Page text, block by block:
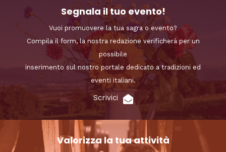
Segnala il tuo evento!
Vuoi promuovere la tua sagra o evento?
Compila il form, la nostra redazione verificherà per un
possibile
inserimento sul nostro portale dedicato a tradizioni ed
eventi italiani.
Scrivici
Valorizza la tua attività